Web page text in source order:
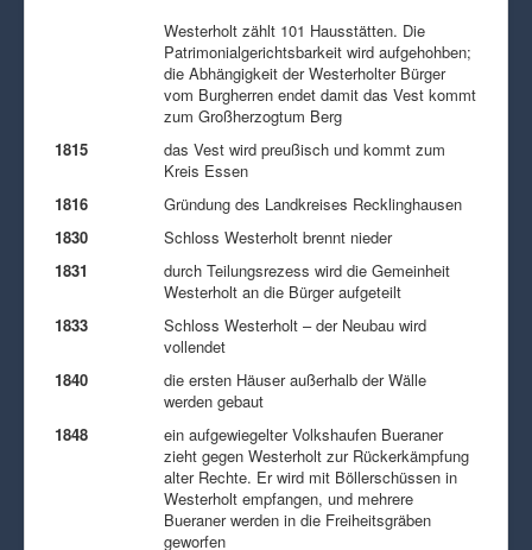
Westerholt zählt 101 Hausstätten. Die
Patrimonialgerichtsbarkeit wird aufgehohben;
die Abhängigkeit der Westerholter Bürger
vom Burgherren endet damit das Vest kommt
zum Großherzogtum Berg
1815
das Vest wird preußisch und kommt zum
Kreis Essen
1816
Gründung des Landkreises Recklinghausen
1830
Schloss Westerholt brennt nieder
1831
durch Teilungsrezess wird die Gemeinheit
Westerholt an die Bürger aufgeteilt
1833
Schloss Westerholt – der Neubau wird
vollendet
1840
die ersten Häuser außerhalb der Wälle
werden gebaut
1848
ein aufgewiegelter Volkshaufen Bueraner
zieht gegen Westerholt zur Rückerkämpfung
alter Rechte. Er wird mit Böllerschüssen in
Westerholt empfangen, und mehrere
Bueraner werden in die Freiheitsgräben
geworfen